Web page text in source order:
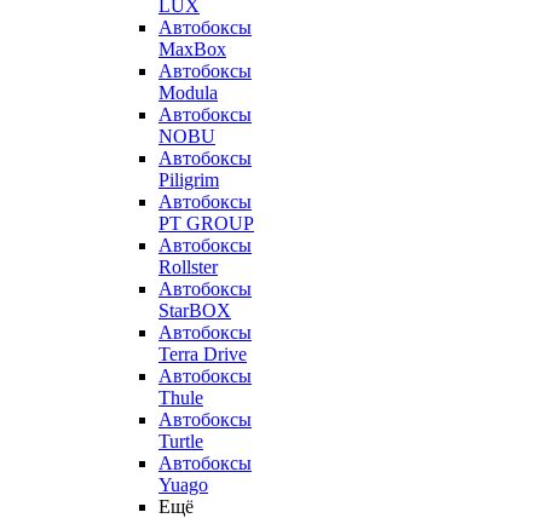
LUX
Автобоксы
MaxBox
Автобоксы
Modula
Автобоксы
NOBU
Автобоксы
Piligrim
Автобоксы
PT GROUP
Автобоксы
Rollster
Автобоксы
StarBOX
Автобоксы
Terra Drive
Автобоксы
Thule
Автобоксы
Turtle
Автобоксы
Yuago
Ещё